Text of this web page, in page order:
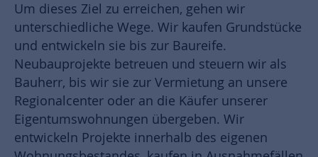
Um dieses Ziel zu erreichen, gehen wir
unterschiedliche Wege. Wir kaufen Grundstücke
und entwickeln sie bis zur Baureife.
Neubauprojekte betreuen und steuern wir als
Bauherr, bis wir sie zur Vermietung an unsere
Regionalcenter oder an die Käufer unserer
Eigentumswohnungen übergeben. Wir
entwickeln Projekte innerhalb des eigenen